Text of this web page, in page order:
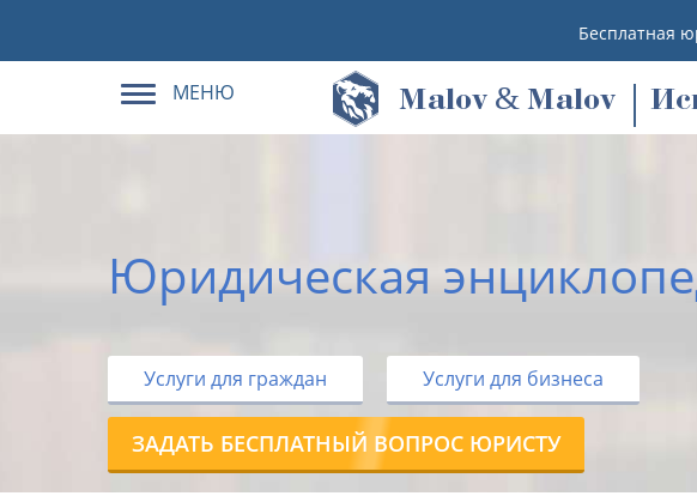
Бесплатная
МЕНЮ Malov & Malov
Юридическая
Услуги для граждан Услуги для бизнеса
ЗАДАТЬ БЕСПЛАТНЫЙ ВОПРОС ЮРИСТУ